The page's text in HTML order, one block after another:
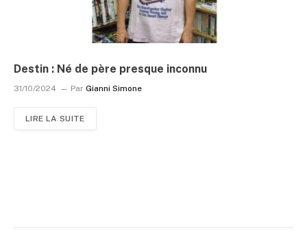
Destin : Né de père presque inconnu
31/10/2024 Par Gianni Simone
LIRE LA SUITE